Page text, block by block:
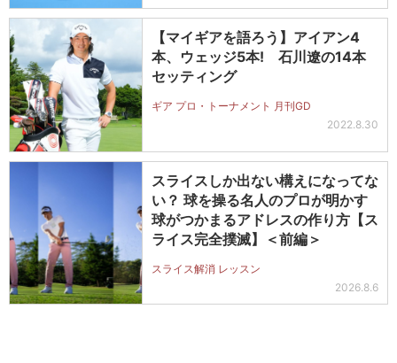
【マイギアを語ろう】アイアン4
本、ウェッジ5本! 石川遼の14本
セッティング
ギア プロ・トーナメント 月刊GD
2022.8.30
スライスしか出ない構えになってな
い？ 球を操る名人のプロが明かす
球がつかまるアドレスの作り方【ス
ライス完全撲滅】＜前編＞
スライス解消 レッスン
2026.8.6